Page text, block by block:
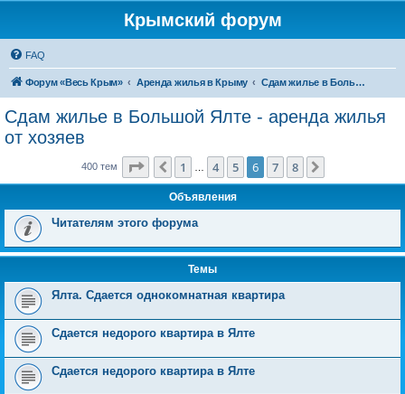
Крымский форум
FAQ
Форум «Весь Крым» Аренда жилья в Крыму Сдам жилье в Большой Ялте - аренда жилья от хозяев
Сдам жилье в Большой Ялте - аренда жилья
от хозяев
400 тем Страница из 8
Пред.
1 4 5 6 7 8
Объявления
Читателям этого форума
Темы
Ялта. Сдается однокомнатная квартира
Сдается недорого квартира в Ялте
Сдается недорого квартира в Ялте